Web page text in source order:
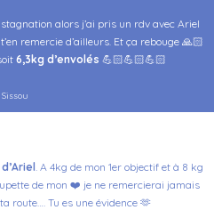
alors j’ai pris un rdv avec Ariel
remercie d’ailleurs. Et ça rebouge 🙏🏻
6,3kg d’envolés 💪🏻💪🏻💪🏻
Sissou
. A 4kg de mon 1er objectif et à 8 kg
de mon ❤️ je ne remercierai jamais
route…. Tu es une évidence 🫶